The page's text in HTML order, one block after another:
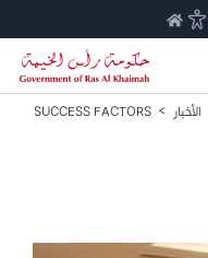
الأخبار >
SUCCESS FACTORS